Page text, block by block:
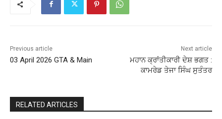
Previous article
03 April 2026 GTA & Main
Next article
ਮਹਾਨ ਕ੍ਰਾਂਤੀਕਾਰੀ ਦੇਸ਼ ਭਗਤ :
ਕਾਮਰੇਡ ਤੇਜਾ ਸਿੰਘ ਸੁਤੰਤਰ
RELATED ARTICLES